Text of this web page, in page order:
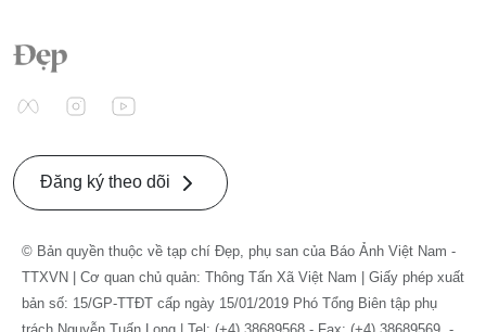
Đăng ký theo dõi
© Bản quyền thuộc về tạp chí Đẹp, phụ san của Báo Ảnh Việt Nam -
TTXVN | Cơ quan chủ quản: Thông Tấn Xã Việt Nam | Giấy phép xuất
bản số: 15/GP-TTĐT cấp ngày 15/01/2019 Phó Tổng Biên tập phụ